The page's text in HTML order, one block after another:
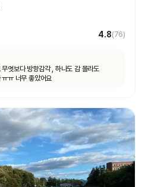
4.8(76)
엇보다 방향감각 , 하나도 감 몰라도
ㅠ 너무 좋았어요